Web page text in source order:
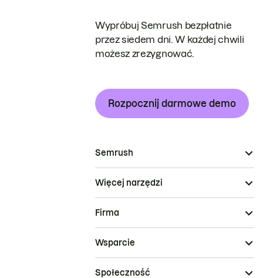
Wypróbuj Semrush bezpłatnie
przez siedem dni. W każdej chwili
możesz zrezygnować.
Rozpocznij darmowe demo
Semrush
Więcej narzędzi
Firma
Wsparcie
Społeczność